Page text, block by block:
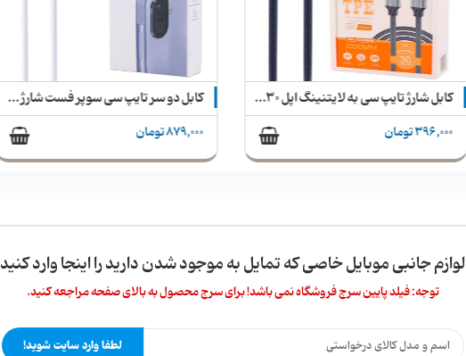
کابل شارژ تایپ سی به لایتنینگ اپل 30وات اورجینال الدینیو مدل LC441i
396,000 تومان
کابل دو سر تایپ سی سوپر فست شارژ سامسونگ 100% اصلی سرجعبه + جعبه گوشی و سوزن سیم کارت
879,000 تومان
لوازم جانبی موبایل خاصی که تمایل به موجود شدن دارید را اینجا وارد کنید
توجه: فیلد پایین سرچ فروشگاه نمی باشد! برای سرچ محصول به بالای صفحه مراجعه کنید.
لطفا وارد سایت شوید!